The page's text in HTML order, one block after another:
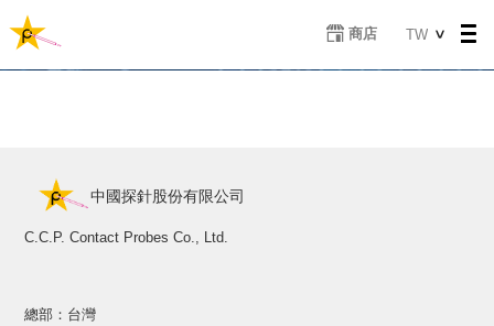
至
商店
Select
TW
中國探針股份有限公司
C.C.P. Contact Probes Co., Ltd.
總部：台灣